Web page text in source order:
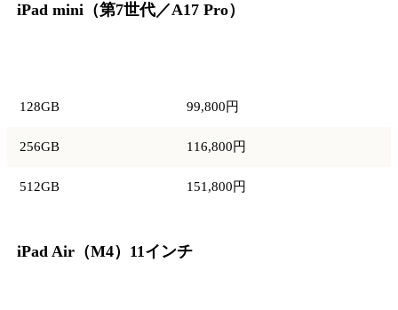
iPad mini（第7世代／A17 Pro）
128GB 99,800円
256GB 116,800円
512GB 151,800円
iPad Air（M4）11インチ